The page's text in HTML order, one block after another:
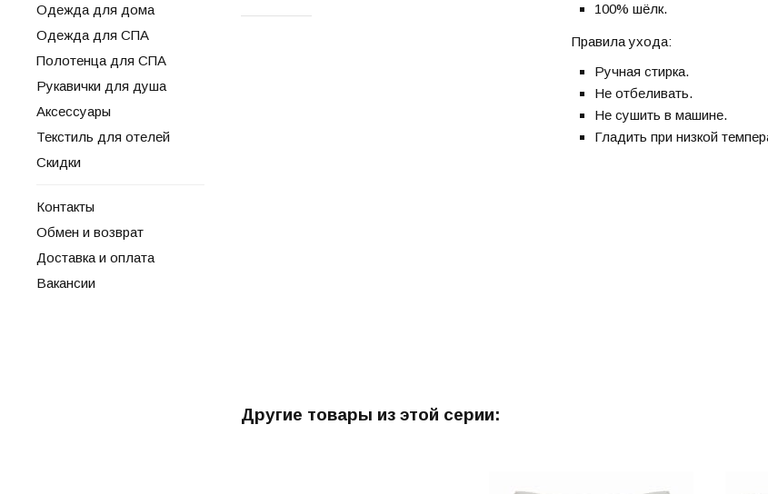
Одежда для дома
Одежда для СПА
Полотенца для СПА
Рукавички для душа
Аксессуары
Текстиль для отелей
Скидки
Контакты
Обмен и возврат
Доставка и оплата
Вакансии
100% шёлк.
Правила ухода:
Ручная стирка.
Не отбеливать.
Не сушить в машине.
Гладить при низкой
Другие товары из этой серии: